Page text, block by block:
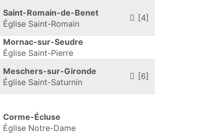
Saint-Romain-de-Benet
Église Saint-Romain
[4]
Mornac-sur-Seudre
Église Saint-Pierre
Meschers-sur-Gironde
Église Saint-Saturnin
[6]
Corme-Écluse
Église Notre-Dame